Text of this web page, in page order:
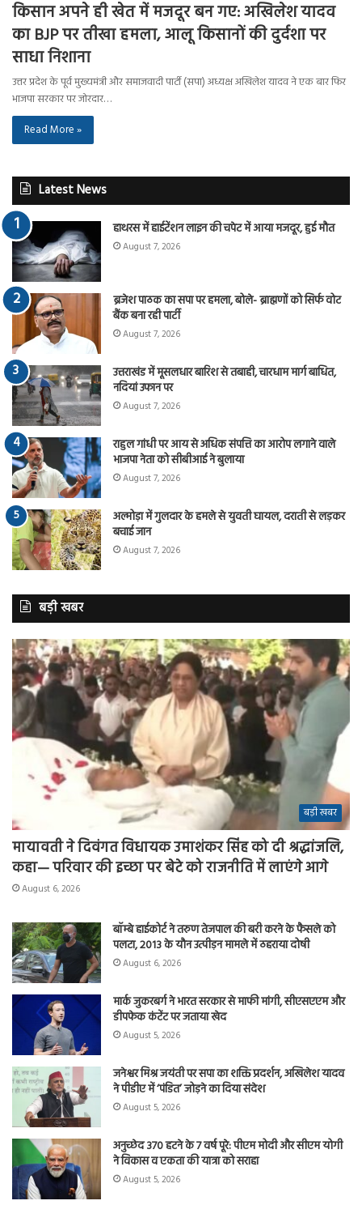
किसान अपने ही खेत में मजदूर बन गए: अखिलेश यादव
का BJP पर तीखा हमला, आलू किसानों की दुर्दशा पर
साधा निशाना
उत्तर प्रदेश के पूर्व मुख्यमंत्री और समाजवादी पार्टी (सपा) अध्यक्ष अखिलेश यादव ने एक बार फिर
भाजपा सरकार पर जोरदार…
Read More »
Latest News
हाथरस में हाईटेंशन लाइन की चपेट में आया मजदूर, हुई मौत
August 7, 2026
ब्रजेश पाठक का सपा पर हमला, बोले- ब्राह्मणों को सिर्फ वोट
बैंक बना रही पार्टी
August 7, 2026
उत्तराखंड में मूसलधार बारिश से तबाही, चारधाम मार्ग बाधित,
नदियां उफान पर
August 7, 2026
राहुल गांधी पर आय से अधिक संपत्ति का आरोप लगाने वाले
भाजपा नेता को सीबीआई ने बुलाया
August 7, 2026
अल्मोड़ा में गुलदार के हमले से युवती घायल, दराती से लड़कर
बचाई जान
August 7, 2026
बड़ी खबर
बड़ी खबर
मायावती ने दिवंगत विधायक उमाशंकर सिंह को दी श्रद्धांजलि,
कहा— परिवार की इच्छा पर बेटे को राजनीति में लाएंगे आगे
August 6, 2026
बॉम्बे हाईकोर्ट ने तरुण तेजपाल की बरी करने के फैसले को
पलटा, 2013 के यौन उत्पीड़न मामले में ठहराया दोषी
August 6, 2026
मार्क जुकरबर्ग ने भारत सरकार से माफी मांगी, सीएसएएम और
डीपफेक कंटेंट पर जताया खेद
August 5, 2026
जनेश्वर मिश्र जयंती पर सपा का शक्ति प्रदर्शन, अखिलेश यादव
ने पीडीए में ‘पंडित’ जोड़ने का दिया संदेश
August 5, 2026
अनुच्छेद 370 हटने के 7 वर्ष पूरे: पीएम मोदी और सीएम योगी
ने विकास व एकता की यात्रा को सराहा
August 5, 2026